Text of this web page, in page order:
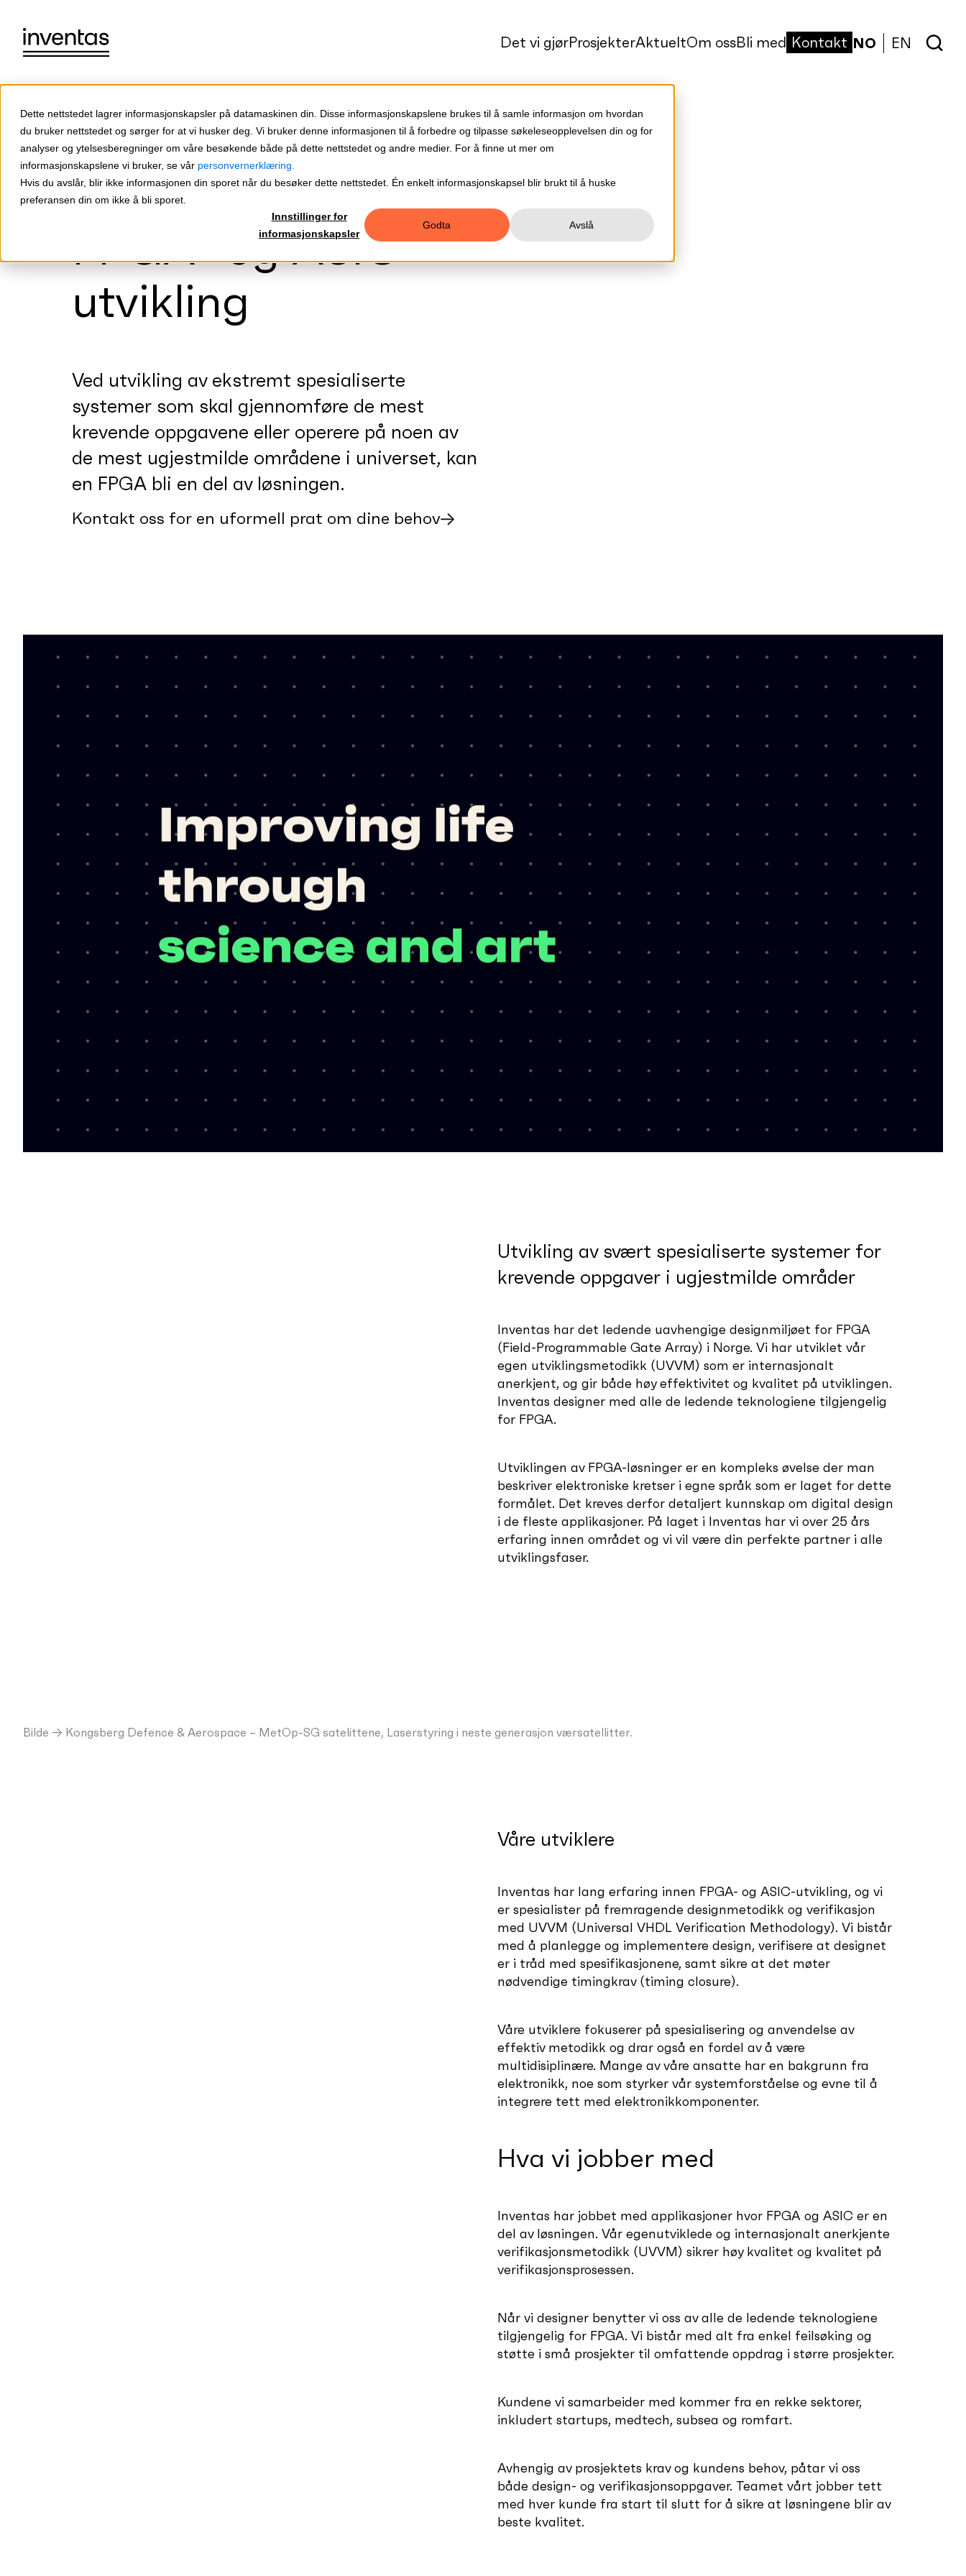
Dette nettstedet lagrer informasjonskapsler på datamaskinen din. Disse informasjonskapslene brukes til å samle informasjon om hvordan
du bruker nettstedet og sørger for at vi husker deg. Vi bruker denne informasjonen til å forbedre og tilpasse søkeleseopplevelsen din og for
analyser og ytelsesberegninger om våre besøkende både på dette nettstedet og andre medier. For å finne ut mer om
informasjonskapslene vi bruker, se vår personvernerklæring.
Hvis du avslår, blir ikke informasjonen din sporet når du besøker dette nettstedet. Én enkelt informasjonskapsel blir brukt til å huske
preferansen din om ikke å bli sporet.
Innstillinger for
informasjonskapsler
Godta Avslå
Det vi gjørProsjekterAktueltOm ossBli med Kontakt NO EN
FPGA- og ASIC-
utvikling
Ved utvikling av ekstremt spesialiserte
systemer som skal gjennomføre de mest
krevende oppgavene eller operere på noen av
de mest ugjestmilde områdene i universet, kan
en FPGA bli en del av løsningen.
Kontakt oss for en uformell prat om dine behov
Utvikling av svært spesialiserte systemer for
krevende oppgaver i ugjestmilde områder
Inventas har det ledende uavhengige designmiljøet for FPGA
(Field-Programmable Gate Array) i Norge. Vi har utviklet vår
egen utviklingsmetodikk (UVVM) som er internasjonalt
anerkjent, og gir både høy effektivitet og kvalitet på utviklingen.
Inventas designer med alle de ledende teknologiene tilgjengelig
for FPGA.
Utviklingen av FPGA-løsninger er en kompleks øvelse der man
beskriver elektroniske kretser i egne språk som er laget for dette
formålet. Det kreves derfor detaljert kunnskap om digital design
i de fleste applikasjoner. På laget i Inventas har vi over 25 års
erfaring innen området og vi vil være din perfekte partner i alle
utviklingsfaser.
Bilde → Kongsberg Defence & Aerospace – MetOp-SG satelittene, Laserstyring i neste generasjon værsatellitter.
Våre utviklere
Inventas har lang erfaring innen FPGA- og ASIC-utvikling, og vi
er spesialister på fremragende designmetodikk og verifikasjon
med UVVM (Universal VHDL Verification Methodology). Vi bistår
med å planlegge og implementere design, verifisere at designet
er i tråd med spesifikasjonene, samt sikre at det møter
nødvendige timingkrav (timing closure).
Våre utviklere fokuserer på spesialisering og anvendelse av
effektiv metodikk og drar også en fordel av å være
multidisiplinære. Mange av våre ansatte har en bakgrunn fra
elektronikk, noe som styrker vår systemforståelse og evne til å
integrere tett med elektronikkomponenter.
Hva vi jobber med
Inventas har jobbet med applikasjoner hvor FPGA og ASIC er en
del av løsningen. Vår egenutviklede og internasjonalt anerkjente
verifikasjonsmetodikk (UVVM) sikrer høy kvalitet og kvalitet på
verifikasjonsprosessen.
Når vi designer benytter vi oss av alle de ledende teknologiene
tilgjengelig for FPGA. Vi bistår med alt fra enkel feilsøking og
støtte i små prosjekter til omfattende oppdrag i større prosjekter.
Kundene vi samarbeider med kommer fra en rekke sektorer,
inkludert startups, medtech, subsea og romfart.
Avhengig av prosjektets krav og kundens behov, påtar vi oss
både design- og verifikasjonsoppgaver. Teamet vårt jobber tett
med hver kunde fra start til slutt for å sikre at løsningene blir av
beste kvalitet.